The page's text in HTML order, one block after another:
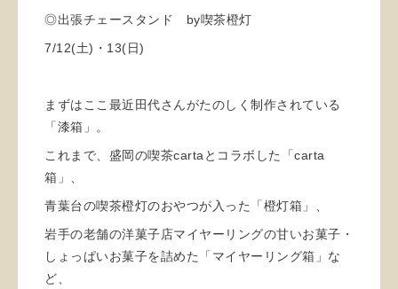
◎出張チェースタンド by喫茶橙灯
7/12(土)・13(日)
まずはここ最近田代さんがたのしく制作されている
「漆箱」。
これまで、盛岡の喫茶cartaとコラボした「carta
箱」、
青葉台の喫茶橙灯のおやつが入った「橙灯箱」、
岩手の老舗の洋菓子店マイヤーリングの甘いお菓子・
しょっぱいお菓子を詰めた「マイヤーリング箱」な
ど、